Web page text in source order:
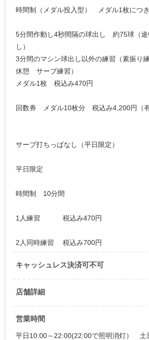
時間制（メダル投入型） メダル1枚につ
5分間作動し4秒間隔の球出し 約75球（途
し）
3分間のマシン球出し以外の練習（素振り
休憩 サーブ練習）
メダル1枚 税込み470円
回数券 メダル10枚分 税込み4,200円（有
サーブ打ちっぱなし（平日限定）
平日限定
時間制 10分間
1人練習 税込み470円
2人同時練習 税込み700円
キャッシュレス決済可不可
店舗詳細
営業時間
平日10:00～22:00(22:00で照明消灯） 土